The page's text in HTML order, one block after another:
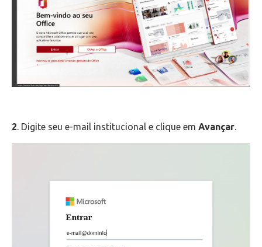
2. Digite seu e-mail institucional e clique em Avançar.